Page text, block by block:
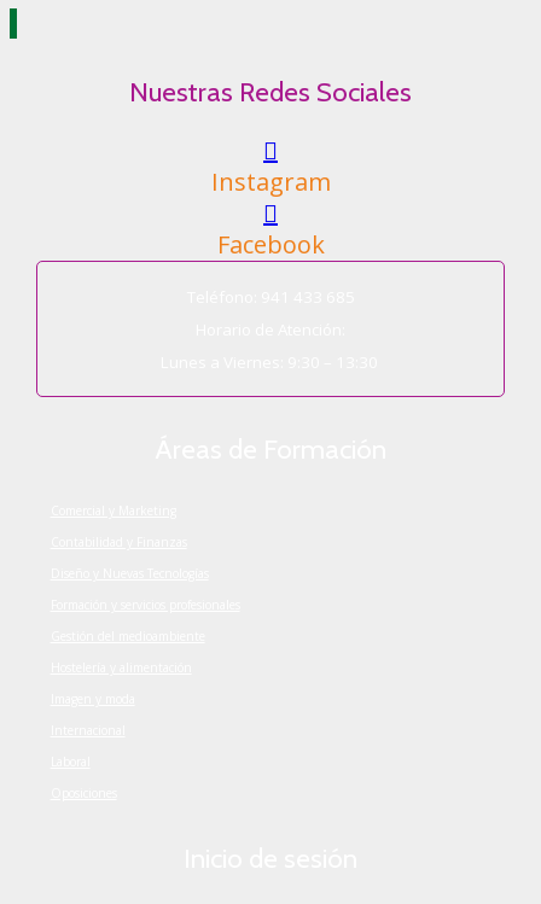
Nuestras Redes Sociales
Instagram
Facebook